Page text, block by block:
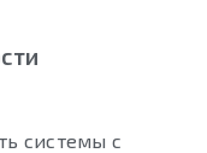
системы с